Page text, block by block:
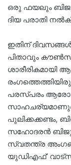
ഒരു ഫയലും ബിജു
ദിയ പരാതി
ഇതിന്
പിതാവും
ശാരീരികമായി
പരസ്പരം
പുലിക്കക്കണ്ടം,
സഹോദരൻ ബിജു
സ്വതന്ത്ര
യുഡിഎഫ്’